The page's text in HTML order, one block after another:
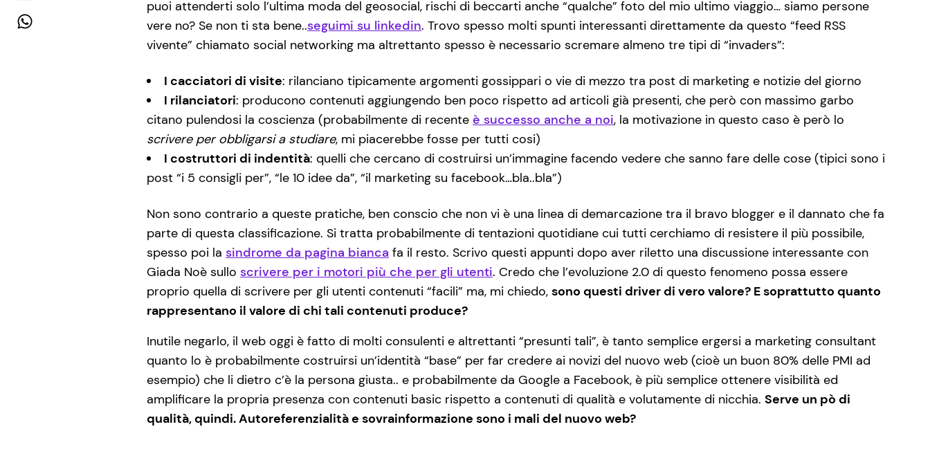
puoi attenderti solo l’ultima moda del geosocial, rischi di beccarti anche “qualche” foto del mio ultimo viaggio… siamo persone
vere no? Se non ti sta bene..seguimi su linkedin. Trovo spesso molti spunti interessanti direttamente da questo “feed RSS
vivente” chiamato social networking ma altrettanto spesso è necessario scremare almeno tre tipi di “invaders”:
I cacciatori di visite: rilanciano tipicamente argomenti gossippari o vie di mezzo tra post di marketing e notizie del giorno
I rilanciatori: producono contenuti aggiungendo ben poco rispetto ad articoli già presenti, che però con massimo garbo
citano pulendosi la coscienza (probabilmente di recente è successo anche a noi, la motivazione in questo caso è però lo
scrivere per obbligarsi a studiare, mi piacerebbe fosse per tutti cosi)
I costruttori di indentità: quelli che cercano di costruirsi un’immagine facendo vedere che sanno fare delle cose (tipici sono i
post “i 5 consigli per”, “le 10 idee da”, “il marketing su facebook…bla..bla”)
Non sono contrario a queste pratiche, ben conscio che non vi è una linea di demarcazione tra il bravo blogger e il dannato che fa
parte di questa classificazione. Si tratta probabilmente di tentazioni quotidiane cui tutti cerchiamo di resistere il più possibile,
spesso poi la sindrome da pagina bianca fa il resto. Scrivo questi appunti dopo aver riletto una discussione interessante con
Giada Noè sullo scrivere per i motori più che per gli utenti. Credo che l’evoluzione 2.0 di questo fenomeno possa essere
proprio quella di scrivere per gli utenti contenuti “facili” ma, mi chiedo, sono questi driver di vero valore? E soprattutto quanto
rappresentano il valore di chi tali contenuti produce?
Inutile negarlo, il web oggi è fatto di molti consulenti e altrettanti “presunti tali”, è tanto semplice ergersi a marketing consultant
quanto lo è probabilmente costruirsi un’identità “base” per far credere ai novizi del nuovo web (cioè un buon 80% delle PMI ad
esempio) che li dietro c’è la persona giusta.. e probabilmente da Google a Facebook, è più semplice ottenere visibilità ed
amplificare la propria presenza con contenuti basic rispetto a contenuti di qualità e volutamente di nicchia. Serve un pò di
qualità, quindi. Autoreferenzialità e sovrainformazione sono i mali del nuovo web?